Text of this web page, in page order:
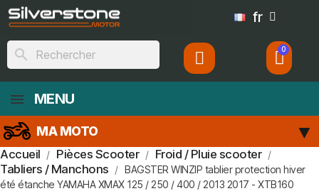
fr
search
MENU
MA MOTO
Accueil Pièces Scooter
Froid / Pluie scooter
Tabliers / Manchons
BAGSTER WINZIP tablier protection hiver
été étanche YAMAHA XMAX 125 / 250 / 400 / 2013 2017 - XTB160